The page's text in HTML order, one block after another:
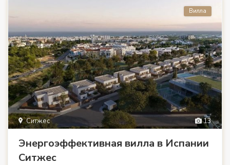
13
Ситжес
Вилла
Энергоэффективная вилла в Испании
Ситжес